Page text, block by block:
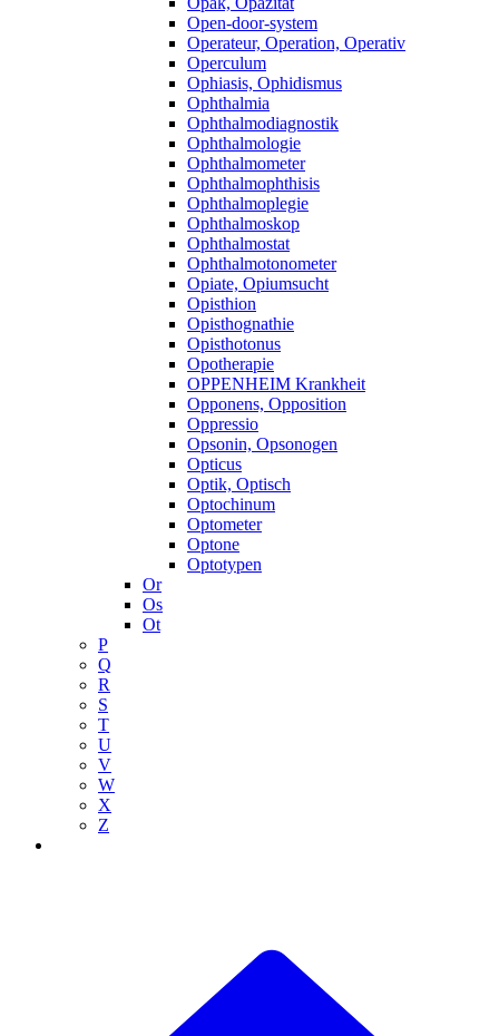
Open-door-system
Operateur, Operation, Operativ
Operculum
Ophiasis, Ophidismus
Ophthalmia
Ophthalmodiagnostik
Ophthalmologie
Ophthalmometer
Ophthalmophthisis
Ophthalmoplegie
Ophthalmoskop
Ophthalmostat
Ophthalmotonometer
Opiate, Opiumsucht
Opisthion
Opisthognathie
Opisthotonus
Opotherapie
OPPENHEIM Krankheit
Opponens, Opposition
Oppressio
Opsonin, Opsonogen
Opticus
Optik, Optisch
Optochinum
Optometer
Optone
Optotypen
Or
Os
Ot
P
Q
R
S
T
U
V
W
X
Z